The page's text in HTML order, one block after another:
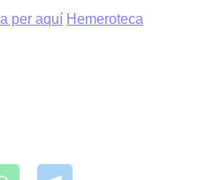
per aquí Hemeroteca